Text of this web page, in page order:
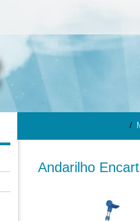
/
Andarilho